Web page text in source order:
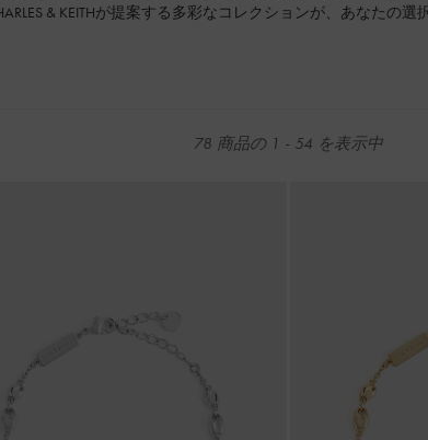
& KEITHが提案する多彩なコレクションが、あなたの選
78 商品の 1 - 54 を表示中